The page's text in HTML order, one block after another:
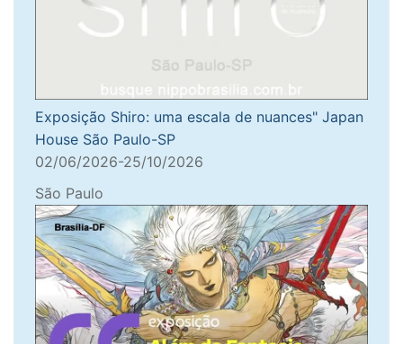
Exposição Shiro: uma escala de nuances" Japan
House São Paulo-SP
02/06/2026-25/10/2026
São Paulo